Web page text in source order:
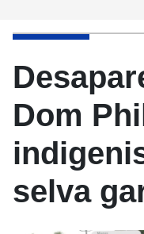
Dom
selva